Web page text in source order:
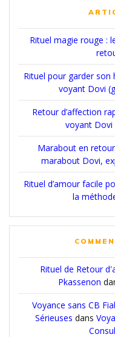
Rituel magie rouge :
Rituel pour garder
voyant Dovi
Retour d’affection
voyant Dovi
Marabout en
marabout Dovi,
Rituel d’amour facile
la
Rituel de Retour
Pkassenon
Voyance sans CB
Sérieuses dans